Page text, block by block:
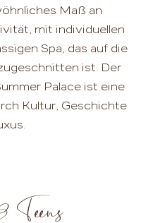
Maß an
mit individuellen
Spa, das auf die
ist. Der
Palace ist eine
Kultur, Geschichte